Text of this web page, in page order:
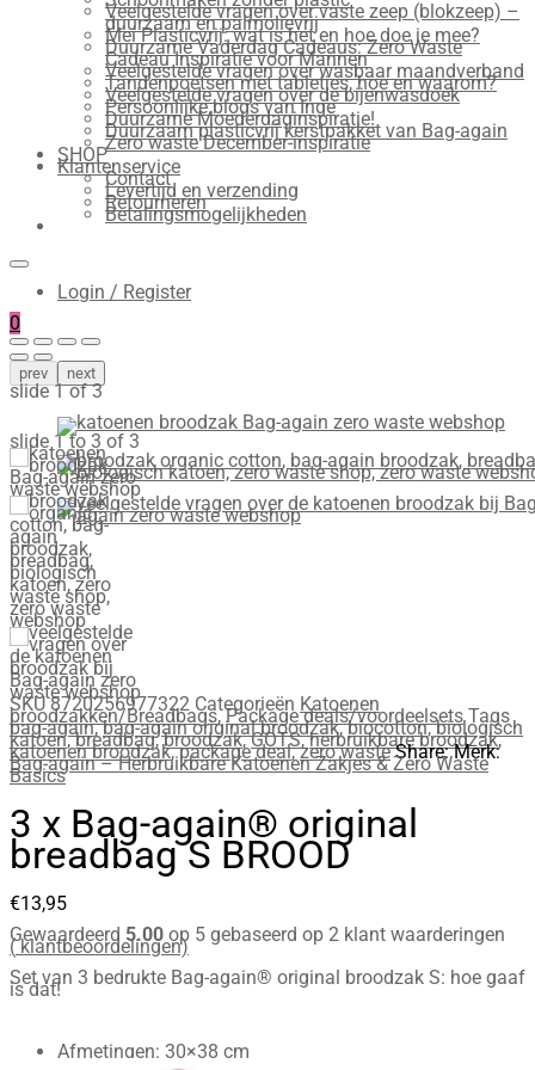
Veelgestelde vragen over vaste zeep (blokzeep) –
duurzaam en palmolievrij
Mei Plasticvrij: wat is het en hoe doe je mee?
Duurzame Vaderdag Cadeaus: Zero Waste
Cadeau Inspiratie voor Mannen
Veelgestelde vragen over wasbaar maandverband
Tandenpoetsen met tabletjes, hoe en waarom?
Veelgestelde vragen over de bijenwasdoek
Persoonlijke blogs van Inge
Duurzame Moederdaginspiratie!
Duurzaam plasticvrij kerstpakket van Bag-again
Zero waste December-inspiratie
SHOP
Klantenservice
Contact
Levertijd en verzending
Retourneren
Betalingsmogelijkheden
Login / Register
0
prev next
slide1of 3
slide1 to 3 of 3
SKU8720256977322 Categorieën Katoenen
broodzakken/Breadbags,Package deals/voordeelsets Tags
bag-again,bag-again original broodzak,biocotton,biologisch
katoen,breadbag,broodzak,GOTS,herbruikbare broodzak,
katoenen broodzak,package deal,zero waste Share: Merk:
Bag-again – Herbruikbare Katoenen Zakjes & Zero Waste
Basics
3 x Bag-again® original
breadbag S BROOD
€13,95
Gewaardeerd 5.00 op 5 gebaseerd op 2 klant waarderingen
(klantbeoordelingen)
Set van 3 bedrukte Bag-again® original broodzak S: hoe gaaf
is dat!
Afmetingen: 30×38 cm